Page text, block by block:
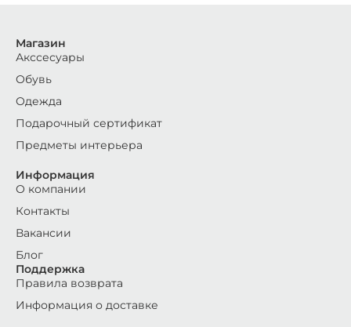
Магазин
Акссесуары
Обувь
Одежда
Подарочный сертификат
Предметы интерьера
Информация
О компании
Контакты
Вакансии
Блог
Поддержка
Правила возврата
Информация о доставке